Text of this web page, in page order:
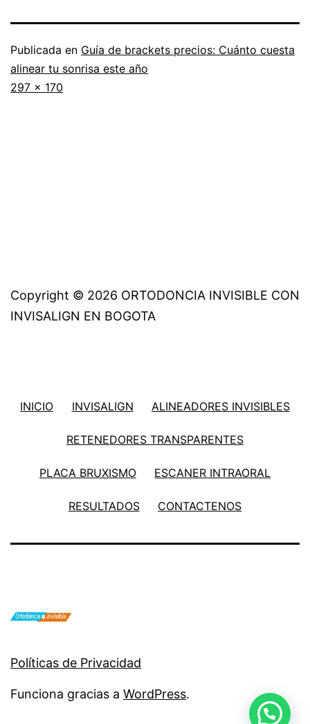
Publicada en Guía de brackets precios: Cuánto cuesta
alinear tu sonrisa este año
Tamaño
297 × 170
Copyright © 2026 ORTODONCIA INVISIBLE CON
INVISALIGN EN BOGOTA
INICIO INVISALIGN ALINEADORES INVISIBLES
RETENEDORES TRANSPARENTES
PLACA BRUXISMO ESCANER INTRAORAL
RESULTADOS CONTACTENOS
Políticas de Privacidad
Funciona gracias a WordPress.